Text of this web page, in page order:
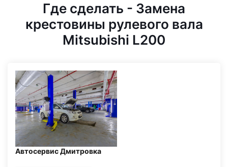
Где сделать - Замена
крестовины рулевого вала
Mitsubishi L200
Автосервис Дмитровка